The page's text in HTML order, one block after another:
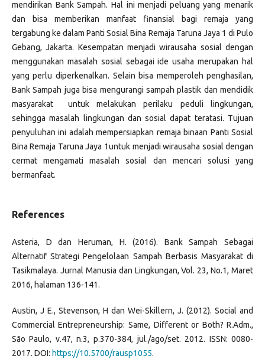
mendirikan Bank Sampah. Hal ini menjadi peluang yang menarik
dan bisa memberikan manfaat finansial bagi remaja yang
tergabung ke dalam Panti Sosial Bina Remaja Taruna Jaya 1 di Pulo
Gebang, Jakarta. Kesempatan menjadi wirausaha sosial dengan
menggunakan masalah sosial sebagai ide usaha merupakan hal
yang perlu diperkenalkan. Selain bisa memperoleh penghasilan,
Bank Sampah juga bisa mengurangi sampah plastik dan mendidik
masyarakat untuk melakukan perilaku peduli lingkungan,
sehingga masalah lingkungan dan sosial dapat teratasi. Tujuan
penyuluhan ini adalah mempersiapkan remaja binaan Panti Sosial
Bina Remaja Taruna Jaya 1untuk menjadi wirausaha sosial dengan
cermat mengamati masalah sosial dan mencari solusi yang
bermanfaat.
References
Asteria, D dan Heruman, H. (2016). Bank Sampah Sebagai
Alternatif Strategi Pengelolaan Sampah Berbasis Masyarakat di
Tasikmalaya. Jurnal Manusia dan Lingkungan, Vol. 23, No.1, Maret
2016, halaman 136-141.
Austin, J E., Stevenson, H dan Wei-Skillern, J. (2012). Social and
Commercial Entrepreneurship: Same, Different or Both? R.Adm.,
São Paulo, v.47, n.3, p.370-384, jul./ago/set. 2012. ISSN: 0080-
2017. DOI: https://10.5700/rausp1055.